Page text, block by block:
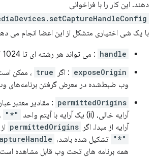
دهند. این کار را با فراخوانی
با یک شی اختیاری متشکل از این اعضا انجام می
handle : می تواند هر رشته ای تا 1024 کاراکتر باشد..
exposeOrigin : اگر true ، ممکن
وب ضبط‌شده در معرض گرفتن برنامه‌های
permittedOrigins
آرایه خالی، (ii) یک آرایه با آیتم واحد
"*"
آرایه از مبدا. اگر permittedOrigins
"*" تشکیل شده باشد،
همه برنامه های تحت وب قابل مشاهده